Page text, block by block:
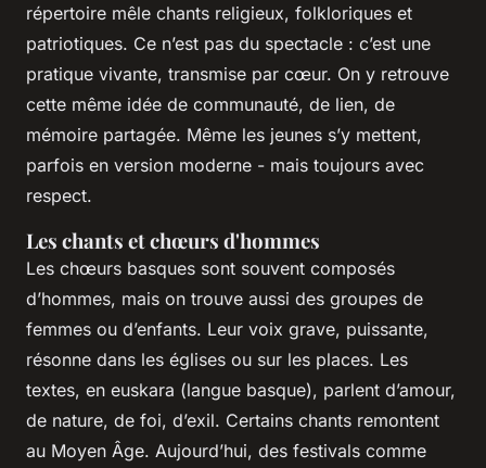
répertoire mêle chants religieux, folkloriques et
patriotiques. Ce n’est pas du spectacle : c’est une
pratique vivante, transmise par cœur. On y retrouve
cette même idée de communauté, de lien, de
mémoire partagée. Même les jeunes s’y mettent,
parfois en version moderne - mais toujours avec
respect.
Les chants et chœurs d'hommes
Les chœurs basques sont souvent composés
d’hommes, mais on trouve aussi des groupes de
femmes ou d’enfants. Leur voix grave, puissante,
résonne dans les églises ou sur les places. Les
textes, en euskara (langue basque), parlent d’amour,
de nature, de foi, d’exil. Certains chants remontent
au Moyen Âge. Aujourd’hui, des festivals comme